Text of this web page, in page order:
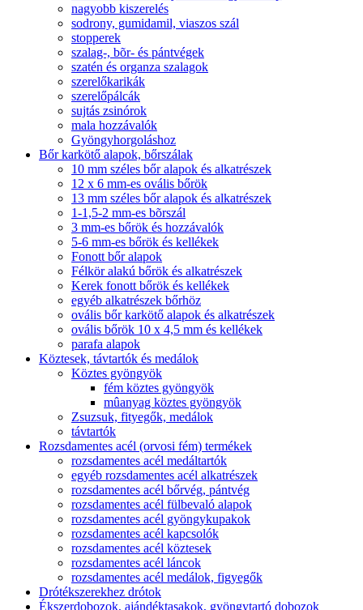
nagyobb kiszerelés
sodrony, gumidamil, viaszos szál
stopperek
szalag-, bõr- és pántvégek
szatén és organza szalagok
szerelőkarikák
szerelőpálcák
sujtás zsinórok
mala hozzávalók
Gyöngyhorgoláshoz
Bőr karkötő alapok, bőrszálak
10 mm széles bőr alapok és alkatrészek
12 x 6 mm-es ovális bőrök
13 mm széles bőr alapok és alkatrészek
1-1,5-2 mm-es bõrszál
3 mm-es bőrök és hozzávalók
5-6 mm-es bőrök és kellékek
Fonott bőr alapok
Félkör alakú bőrök és alkatrészek
Kerek fonott bőrök és kellékek
egyéb alkatrészek bőrhöz
ovális bőr karkötő alapok és alkatrészek
ovális bőrök 10 x 4,5 mm és kellékek
parafa alapok
Köztesek, távtartók és medálok
Köztes gyöngyök
fém köztes gyöngyök
mûanyag köztes gyöngyök
Zsuzsuk, fityegők, medálok
távtartók
Rozsdamentes acél (orvosi fém) termékek
rozsdamentes acél medáltartók
egyéb rozsdamentes acél alkatrészek
rozsdamentes acél bőrvég, pántvég
rozsdamentes acél fülbevaló alapok
rozsdamentes acél gyöngykupakok
rozsdamentes acél kapcsolók
rozsdamentes acél köztesek
rozsdamentes acél láncok
rozsdamentes acél medálok, figyegők
Drótékszerekhez drótok
Ékszerdobozok, ajándéktasakok, gyöngytartó dobozok